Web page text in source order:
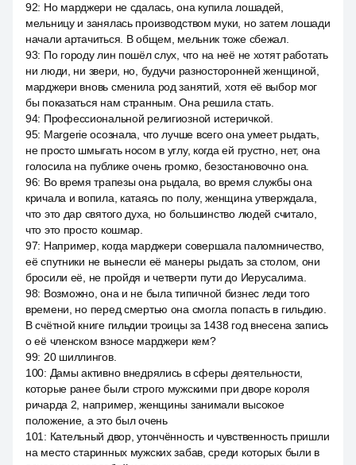
92: Но марджери не сдалась, она купила лошадей,
мельницу и занялась производством муки, но затем лошади
начали артачиться. В общем, мельник тоже сбежал.
93: По городу лин пошёл слух, что на неё не хотят работать
ни люди, ни звери, но, будучи разносторонней женщиной,
марджери вновь сменила род занятий, хотя её выбор мог
бы показаться нам странным. Она решила стать.
94: Профессиональной религиозной истеричкой.
95: Margerie осознала, что лучше всего она умеет рыдать,
не просто шмыгать носом в углу, когда ей грустно, нет, она
голосила на публике очень громко, безостановочно она.
96: Во время трапезы она рыдала, во время службы она
кричала и вопила, катаясь по полу, женщина утверждала,
что это дар святого духа, но большинство людей считало,
что это просто кошмар.
97: Например, когда марджери совершала паломничество,
её спутники не вынесли её манеры рыдать за столом, они
бросили её, не пройдя и четверти пути до Иерусалима.
98: Возможно, она и не была типичной бизнес леди того
времени, но перед смертью она смогла попасть в гильдию.
В счётной книге гильдии троицы за 1438 год внесена запись
о её членском взносе марджери кем?
99: 20 шиллингов.
100: Дамы активно внедрялись в сферы деятельности,
которые ранее были строго мужскими при дворе короля
ричарда 2, например, женщины занимали высокое
положение, а это был очень
101 : Кательный двор, утончённость и чувственность пришли
на место старинных мужских забав, среди которых были в